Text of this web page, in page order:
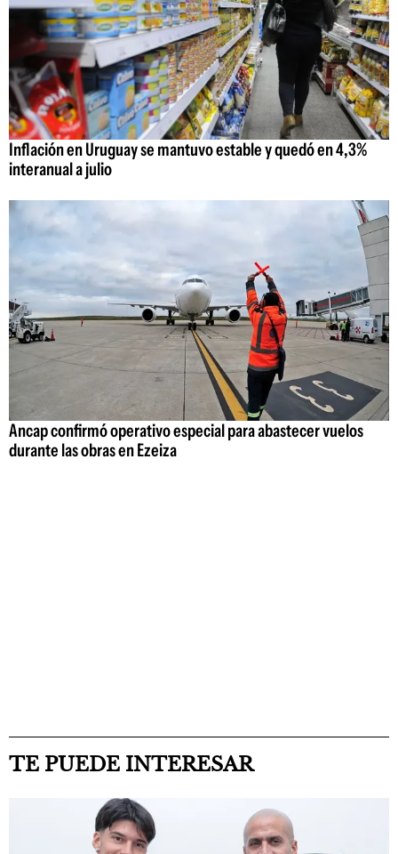
Inflación en Uruguay se mantuvo estable y quedó en 4,3%
interanual a julio
Ancap confirmó operativo especial para abastecer vuelos
durante las obras en Ezeiza
TE PUEDE INTERESAR